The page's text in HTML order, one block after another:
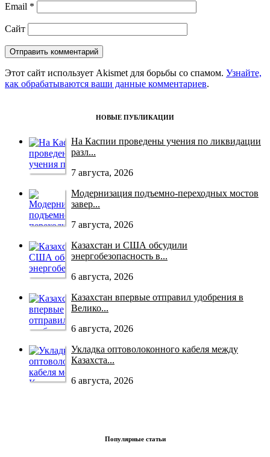
Email *
Сайт
Этот сайт использует Akismet для борьбы со спамом. Узнайте,
как обрабатываются ваши данные комментариев.
НОВЫЕ ПУБЛИКАЦИИ
На Каспии проведены учения по ликвидации
разл...
7 августа, 2026
Модернизация подъемно-переходных мостов
завер...
7 августа, 2026
Казахстан и США обсудили
энергобезопасность в...
6 августа, 2026
Казахстан впервые отправил удобрения в
Велико...
6 августа, 2026
Укладка оптоволоконного кабеля между
Казахста...
6 августа, 2026
Популярные статьи